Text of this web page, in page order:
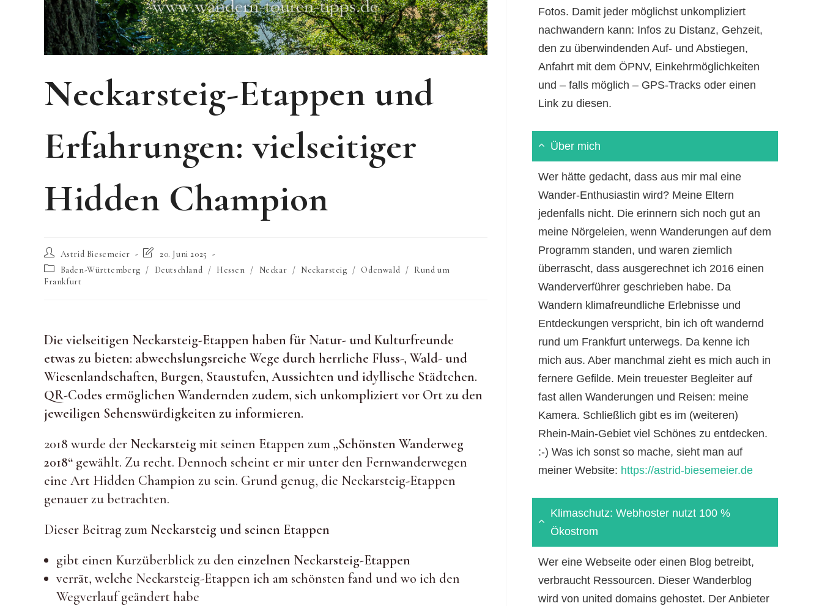
Neckarsteig-Etappen und
Erfahrungen: vielseitiger
Hidden Champion
Beitrags-
Autor:
Astrid Biesemeier
Beitrag
zuletzt
geändert
20. Juni 2025
Beitrags-
Kategorie:
Baden-Württemberg / Deutschland / Hessen / Neckar / Neckarsteig / Odenwald / Rund um
Frankfurt
Die vielseitigen Neckarsteig-Etappen haben für Natur- und Kulturfreunde
etwas zu bieten: abwechslungsreiche Wege durch herrliche Fluss-, Wald- und
Wiesenlandschaften, Burgen, Staustufen, Aussichten und idyllische Städtchen.
QR-Codes ermöglichen Wandernden zudem, sich unkompliziert vor Ort zu den
jeweiligen Sehenswürdigkeiten zu informieren.
2018 wurde der Neckarsteig mit seinen Etappen zum„Schönsten Wanderweg
2018“ gewählt. Zu recht. Dennoch scheint er mir unter den Fernwanderwegen
eine Art Hidden Champion zu sein. Grund genug, die Neckarsteig-Etappen
genauer zu betrachten.
Dieser Beitrag zum Neckarsteig und seinen Etappen
gibt einen Kurzüberblick zu den einzelnen Neckarsteig-Etappen
verrät, welche Neckarsteig-Etappen ich am schönsten fand und wo ich den
Wegverlauf geändert habe
Fotos. Damit jeder möglichst unkompliziert
nachwandern kann: Infos zu Distanz, Gehzeit,
den zu überwindenden Auf- und Abstiegen,
Anfahrt mit dem ÖPNV, Einkehrmöglichkeiten
und – falls möglich – GPS-Tracks oder einen
Link zu diesen.
Über mich
Wer hätte gedacht, dass aus mir mal eine
Wander-Enthusiastin wird? Meine Eltern
jedenfalls nicht. Die erinnern sich noch gut an
meine Nörgeleien, wenn Wanderungen auf dem
Programm standen, und waren ziemlich
überrascht, dass ausgerechnet ich 2016 einen
Wanderverführer geschrieben habe. Da
Wandern klimafreundliche Erlebnisse und
Entdeckungen verspricht, bin ich oft wandernd
rund um Frankfurt unterwegs. Da kenne ich
mich aus. Aber manchmal zieht es mich auch in
fernere Gefilde. Mein treuester Begleiter auf
fast allen Wanderungen und Reisen: meine
Kamera. Schließlich gibt es im (weiteren)
Rhein-Main-Gebiet viel Schönes zu entdecken.
:-) Was ich sonst so mache, sieht man auf
meiner Website: https://astrid-biesemeier.de
Klimaschutz: Webhoster nutzt 100 %
Ökostrom
Wer eine Webseite oder einen Blog betreibt,
verbraucht Ressourcen. Dieser Wanderblog
wird von united domains gehostet. Der Anbieter